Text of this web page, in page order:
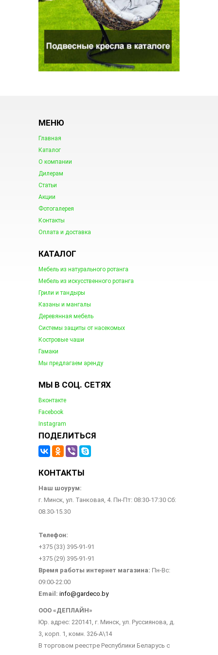
МЕНЮ
Главная
Каталог
О компании
Дилерам
Статьи
Акции
Фотогалерея
Контакты
Оплата и доставка
КАТАЛОГ
Мебель из натурального ротанга
Мебель из искусственного ротанга
Грили и тандыры
Казаны и мангалы
Деревянная мебель
Системы защиты от насекомых
Костровые чаши
Гамаки
Мы предлагаем аренду
МЫ В СОЦ. СЕТЯХ
Вконтакте
Facebook
Instagram
ПОДЕЛИТЬСЯ
КОНТАКТЫ
Наш шоурум:
г. Минск, ул. Танковая, 4. Пн-Пт: 08:30-17:30 Сб:
08.30-15.30
Телефон:
+375 (33) 395-91-91
+375 (29) 395-91-91
Время работы интернет магазина: Пн-Вс:
09:00-22:00
Email: info@gardeco.by
ООО «ДЕПЛАЙН»
Юр. адрес: 220141, г. Минск, ул. Руссиянова, д.
3, корп. 1, комн. 326-А\14
В торговом реестре Республики Беларусь с